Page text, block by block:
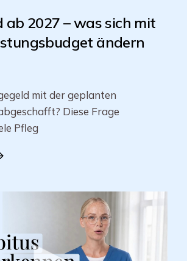
ab 2027 – was sich mit
ändern
mit der geplanten
Diese Frage
Pfleg